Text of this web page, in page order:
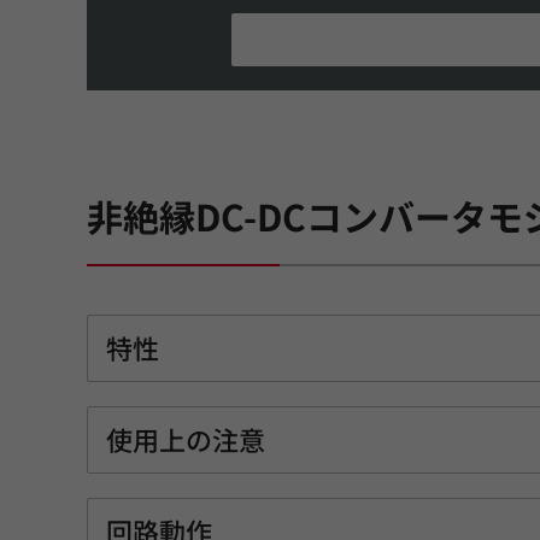
非絶縁DC-DCコンバータモ
特性
使用上の注意
回路動作